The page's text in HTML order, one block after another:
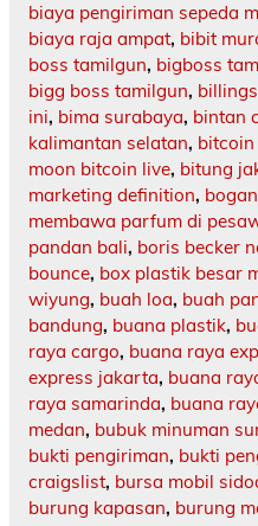
biaya pengiriman sepeda
biaya raja ampat, bibit
boss tamilgun, bigboss
bigg boss tamilgun,
ini, bima surabaya, bintan
kalimantan selatan,
moon bitcoin live, bitung
marketing definition,
membawa parfum di
pandan bali, boris becker
bounce, box plastik besar
wiyung, buah loa, buah
bandung, buana plastik,
raya cargo, buana raya
express jakarta, buana
raya samarinda, buana
medan, bubuk minuman
bukti pengiriman, bukti
craigslist, bursa mobil
burung kapasan, burung